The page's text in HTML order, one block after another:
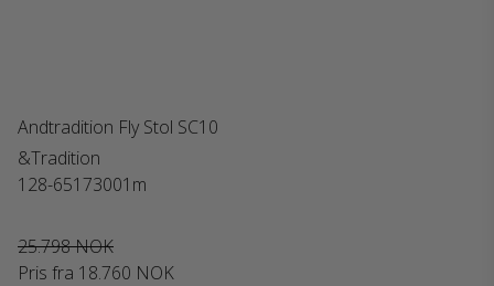
Andtradition Fly Stol SC10
&Tradition
128-65173001m
25.798 NOK
Pris fra 18.760 NOK